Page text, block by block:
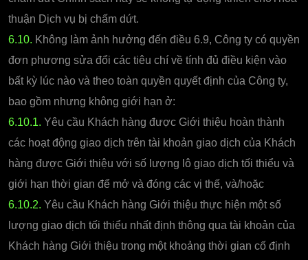
thuận Dịch vụ bị chấm dứt.
6.10. Không làm ảnh hưởng đến điều 6.9, Công ty có quyền
đơn phương sửa đổi các tiêu chí về tính đủ điều kiện vào
bất kỳ lúc nào và theo toàn quyền quyết định của Công ty,
bao gồm nhưng không giới hạn ở:
6.10.1. Yêu cầu Khách hàng được Giới thiệu hoàn thành
các hoạt động giao dịch trên tài khoản giao dịch của Khách
hàng được Giới thiệu với số lượng lô giao dịch tối thiểu và
giới hạn thời gian để mở và đóng các vị thế, và/hoặc
6.10.2. Yêu cầu Khách hàng Giới thiệu thực hiện một số
lượng giao dịch tối thiểu nhất định thông qua tài khoản của
Khách hàng Giới thiệu trong một khoảng thời gian cố định